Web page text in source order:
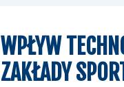
WPŁYW
ZAKŁADY